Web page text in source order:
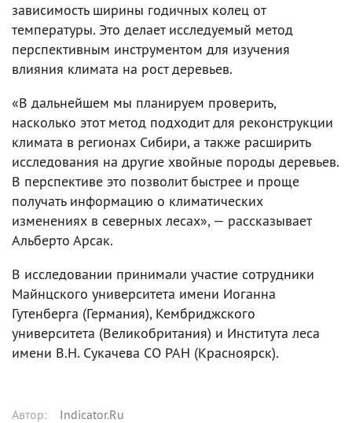
зависимость ширины годичных колец от
температуры. Это делает исследуемый метод
перспективным инструментом для изучения
влияния климата на рост деревьев.
«В дальнейшем мы планируем проверить,
насколько этот метод подходит для реконструкции
климата в регионах Сибири, а также расширить
исследования на другие хвойные породы деревьев.
В перспективе это позволит быстрее и проще
получать информацию о климатических
изменениях в северных лесах», — рассказывает
Альберто Арсак.
В исследовании принимали участие сотрудники
Майнцского университета имени Иоганна
Гутенберга (Германия), Кембриджского
университета (Великобритания) и Института леса
имени В.Н. Сукачева СО РАН (Красноярск).
Автор: Indicator.Ru